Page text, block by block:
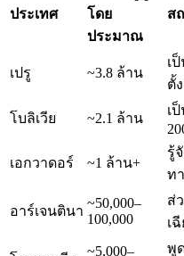
ประเทศ
โดย
ประมาณ
ส
เปรู ~3.8 ล้าน
เ
ตั้
โบลิเวีย ~2.1 ล้าน
เ
เอกวาดอร์ ~1 ล้าน+
รู้
ท
อาร์เจนตินา
~50,000–
100,000
ส่
เ
~5,000–
พู